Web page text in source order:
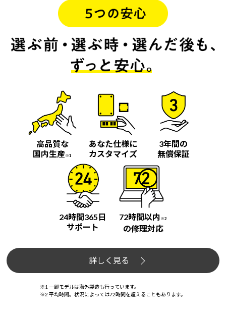
高品質な
国内生産※1
あなた仕様に
カスタマイズ
3年間の
無償保証
24時間365日
サポート
72時間以内 ※2
の修理対応
詳しく見る
※1 一部モデルは海外製造も行っています。
※2 平均時間。状況によっては72時間を超えることもあります。